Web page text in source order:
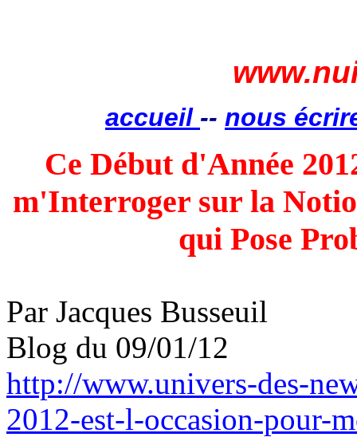
accueil -- nous
Ce Début d'Année
m'Interroger sur la
qui Pose
Par Jacques Busseuil
Blog du 09/01/12
http://www.univers-des-
2012-est-l-occasion-pour-